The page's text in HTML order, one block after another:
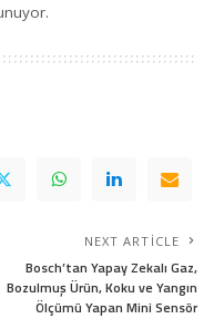
NEXT ARTICLE
Bosch’tan Yapay Zekalı Gaz,
Bozulmuş Ürün, Koku ve Yangın
Ölçümü Yapan Mini Sensör